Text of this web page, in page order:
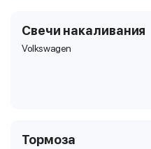
Свечи накаливания
Volkswagen
Тормоза